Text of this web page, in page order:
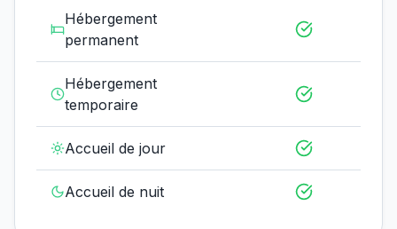
Hébergement
permanent
Hébergement
temporaire
Accueil de jour
Accueil de nuit